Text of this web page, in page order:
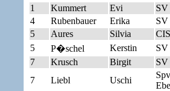
1 Kummert Evi
SV
4
Rubenbauer Erika
SV
5
Aures Silvia
5
P�schel Kerstin
SV
7
Krusch Birgit
SV
7
Liebl Uschi